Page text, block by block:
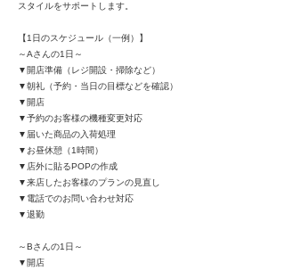
スタイルをサポートします。
【1日のスケジュール（一例）】
～Aさんの1日～
▼開店準備（レジ開設・掃除など）
▼朝礼（予約・当日の目標などを確認）
▼開店
▼予約のお客様の機種変更対応
▼届いた商品の入荷処理
▼お昼休憩（1時間）
▼店外に貼るPOPの作成
▼来店したお客様のプランの見直し
▼電話でのお問い合わせ対応
▼退勤
～Bさんの1日～
▼開店